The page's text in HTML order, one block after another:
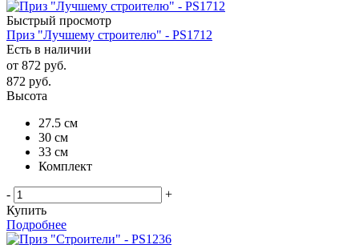
Быстрый просмотр
Приз "Лучшему строителю" - PS1712
Есть в наличии
от 872 руб.
872 руб.
Высота
27.5 см
30 см
33 см
Комплект
-
+
Купить
Подробнее